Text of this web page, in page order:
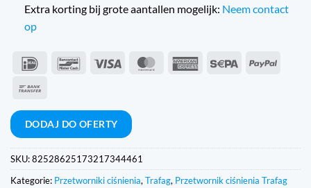
Extra korting bij grote aantallen mogelijk: Neem contact
op
IDeal BancontactWiza MasterCardAmerican Sepa
PayPal
DODAJ DO OFERTY
SKU:82528625173217344461
Kategorie: Przetworniki ciśnienia,Trafag, Przetwornik ciśnienia Trafag